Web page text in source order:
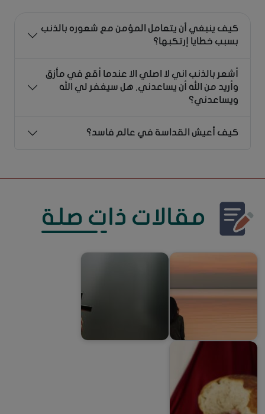
كيف ينبغي أن يتعامل المؤمن مع شعوره بالذنب
بسبب خطايا إرتكبها؟
أشعر بالذنب اني لا اصلي الا عندما أقع في مأزق
وأريد من الله أن يساعدني, هل سيغفر لي الله
ويساعدني؟
كيف أعيش القداسة في عالم فاسد؟
مقالات ذات صلة
الاختلاء والصمت